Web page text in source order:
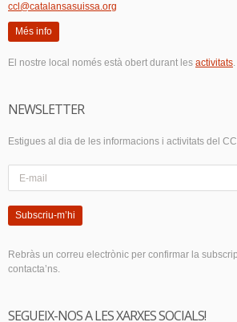
ccl@catalansasuissa.org
Més info
El nostre local només està obert durant les activitats.
NEWSLETTER
Estigues al dia de les informacions i activitats del
Subscriu-m’hi
Rebràs un correu electrònic per confirmar la
contacta’ns.
SEGUEIX-NOS A LES XARXES SOCIALS!